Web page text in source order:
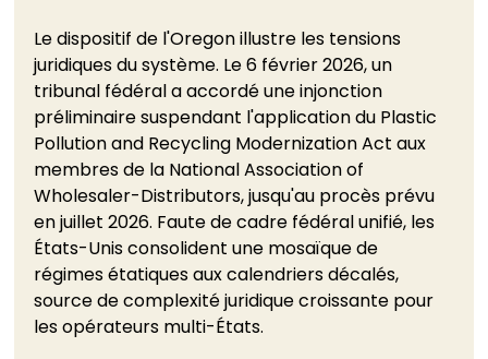
Le dispositif de l'Oregon illustre les tensions
juridiques du système. Le 6 février 2026, un
tribunal fédéral a accordé une injonction
préliminaire suspendant l'application du Plastic
Pollution and Recycling Modernization Act aux
membres de la National Association of
Wholesaler-Distributors, jusqu'au procès prévu
en juillet 2026. Faute de cadre fédéral unifié, les
États-Unis consolident une mosaïque de
régimes étatiques aux calendriers décalés,
source de complexité juridique croissante pour
les opérateurs multi-États.